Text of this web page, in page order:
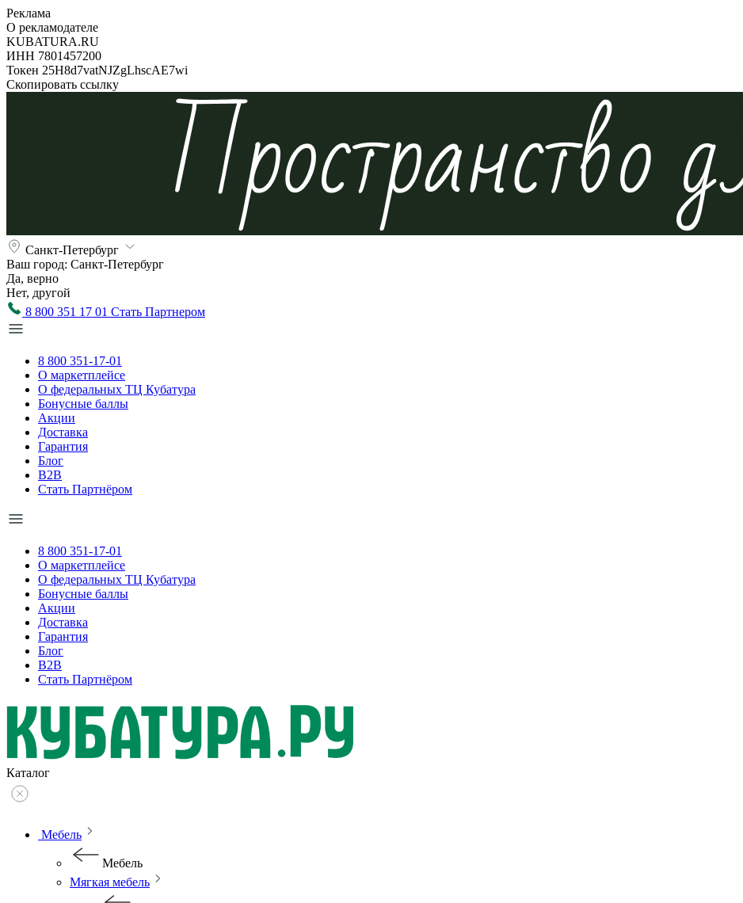
Реклама
О рекламодателе
KUBATURA.RU
ИНН 7801457200
Токен 25H8d7vatNJZgLhscAE7wi
Скопировать ссылку
Санкт-Петербург
Ваш город: Санкт-Петербург
Да, верно
Нет, другой
8 800 351 17 01 Стать Партнером
8 800 351-17-01
О маркетплейсе
О федеральных ТЦ Кубатура
Бонусные баллы
Акции
Доставка
Гарантия
Блог
B2B
Стать Партнёром
8 800 351-17-01
О маркетплейсе
О федеральных ТЦ Кубатура
Бонусные баллы
Акции
Доставка
Гарантия
Блог
B2B
Стать Партнёром
Каталог
Мебель
Мебель
Мягкая мебель